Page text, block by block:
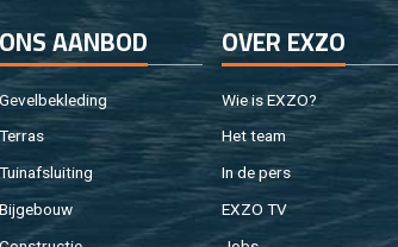
ONS AAN­BOD
Ter­ras
Tuin­af­slui­ting
Bij­ge­bouw
OVER EXZO
Wie is EXZO?
Het team
In de pers
EXZO TV